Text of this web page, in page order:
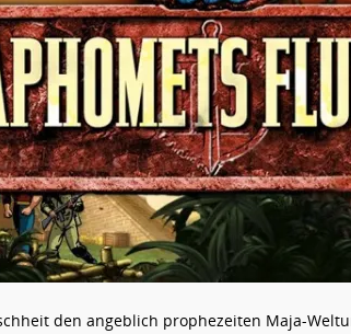
den angeblich prophezeiten Maja-